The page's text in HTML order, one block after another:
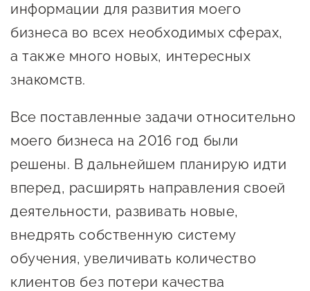
О центре
Поддержка центра
Онлайн-витрина
Истории успеха
Центр образовательных
программ и молодежного
предпринимательства
Календарь
мероприятий для
предпринимателей
Поддержка центра
Истории успеха
социальной сферы
Поддержка центра
Календарь
мероприятий для
предпринимателей
Истории успеха
Проекты
Центр финансовой
О центре
Проекты
Поддержка центра
Истории успеха
Центр инновационно-
технологического и
креативного
предпринимательства
информации для развития моего
бизнеса во всех необходимых сферах,
а также много новых, интересных
знакомств.
Все поставленные задачи относительно
моего бизнеса на 2016 год были
решены. В дальнейшем планирую идти
вперед, расширять направления своей
деятельности, развивать новые,
внедрять собственную систему
обучения, увеличивать количество
клиентов без потери качества